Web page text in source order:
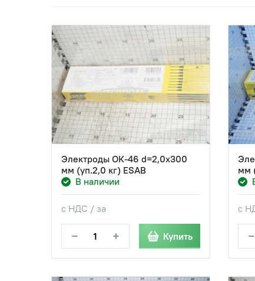
Электроды ОК-46 d=2,0х300
мм (уп.2,0 кг) ESAB
В наличии
с НДС / за
− + Купить
мм
с
−